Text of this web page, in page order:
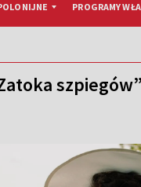
PROGRAMY